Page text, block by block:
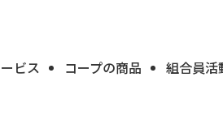
ビス コープの商品 組合員活